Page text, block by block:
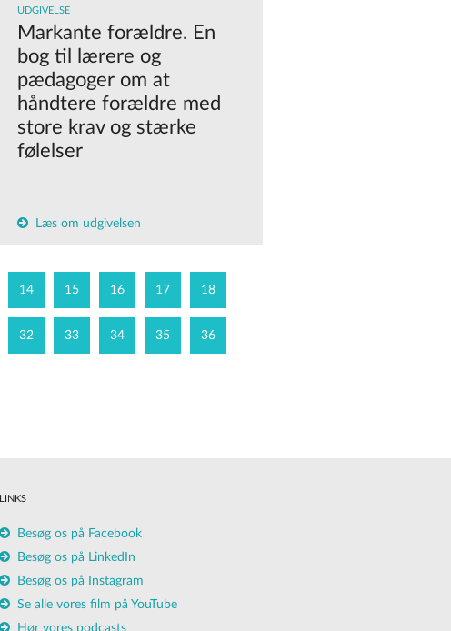
UDGIVELSE
Markante forældre. En
bog til lærere og
pædagoger om at
håndtere forældre med
store krav og stærke
følelser
Læs om udgivelsen
14 15 16 17 18
32 33 34 35 36
LINKS
Besøg os på Facebook
Besøg os på LinkedIn
Besøg os på Instagram
Se alle vores film på YouTube